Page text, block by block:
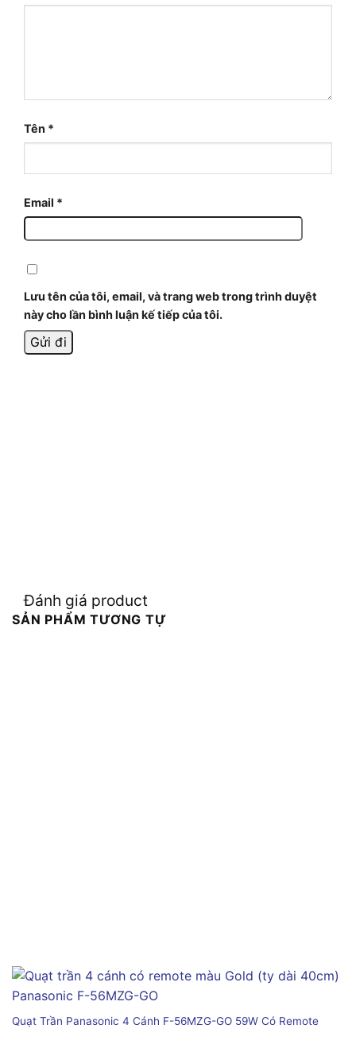
Tên *
Email *
Lưu tên của tôi, email, và trang web trong trình duyệt
này cho lần bình luận kế tiếp của tôi.
Đánh giá product
SẢN PHẨM TƯƠNG TỰ
Quạt Trần Panasonic 4 Cánh F-56MZG-GO 59W Có Remote